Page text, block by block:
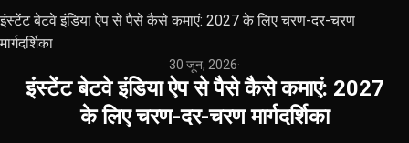
इंस्टेंट बेटवे इंडिया ऐप से पैसे कैसे कमाएं: 2027 के लिए चरण-दर-चरण
मार्गदर्शिका
30 जून, 2026·
इंस्टेंट बेटवे इंडिया ऐप से पैसे कैसे कमाएं: 2027
के लिए चरण-दर-चरण मार्गदर्शिका